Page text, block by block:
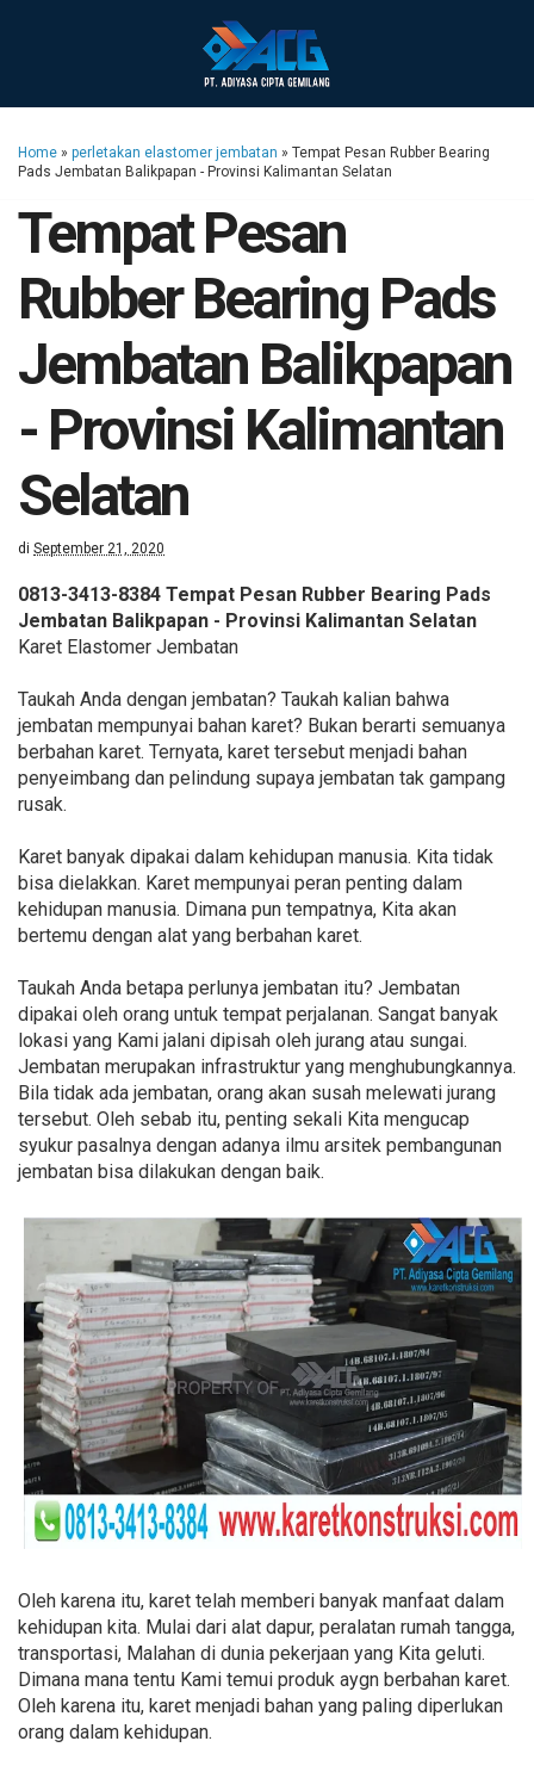
Home » perletakan elastomer jembatan » Tempat Pesan Rubber Bearing
Pads Jembatan Balikpapan - Provinsi Kalimantan Selatan
Tempat Pesan
Rubber Bearing Pads
Jembatan Balikpapan
- Provinsi Kalimantan
Selatan
di September 21, 2020
0813-3413-8384 Tempat Pesan Rubber Bearing Pads
Jembatan Balikpapan - Provinsi Kalimantan Selatan
Karet Elastomer Jembatan
Taukah Anda dengan jembatan? Taukah kalian bahwa
jembatan mempunyai bahan karet? Bukan berarti semuanya
berbahan karet. Ternyata, karet tersebut menjadi bahan
penyeimbang dan pelindung supaya jembatan tak gampang
rusak.
Karet banyak dipakai dalam kehidupan manusia. Kita tidak
bisa dielakkan. Karet mempunyai peran penting dalam
kehidupan manusia. Dimana pun tempatnya, Kita akan
bertemu dengan alat yang berbahan karet.
Taukah Anda betapa perlunya jembatan itu? Jembatan
dipakai oleh orang untuk tempat perjalanan. Sangat banyak
lokasi yang Kami jalani dipisah oleh jurang atau sungai.
Jembatan merupakan infrastruktur yang menghubungkannya.
Bila tidak ada jembatan, orang akan susah melewati jurang
tersebut. Oleh sebab itu, penting sekali Kita mengucap
syukur pasalnya dengan adanya ilmu arsitek pembangunan
jembatan bisa dilakukan dengan baik.
Oleh karena itu, karet telah memberi banyak manfaat dalam
kehidupan kita. Mulai dari alat dapur, peralatan rumah tangga,
transportasi, Malahan di dunia pekerjaan yang Kita geluti.
Dimana mana tentu Kami temui produk aygn berbahan karet.
Oleh karena itu, karet menjadi bahan yang paling diperlukan
orang dalam kehidupan.